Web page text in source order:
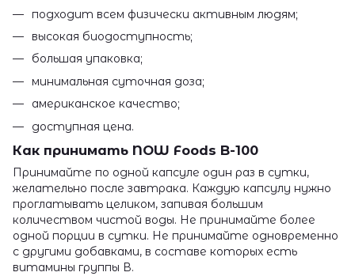
подходит всем физически активным людям;
высокая биодоступность;
большая упаковка;
минимальная суточная доза;
американское качество;
доступная цена.
Как принимать NOW Foods B-100
Принимайте по одной капсуле один раз в сутки,
желательно после завтрака. Каждую капсулу нужно
проглатывать целиком, запивая большим
количеством чистой воды. Не принимайте более
одной порции в сутки. Не принимайте одновременно
с другими добавками, в составе которых есть
витамины группы В.